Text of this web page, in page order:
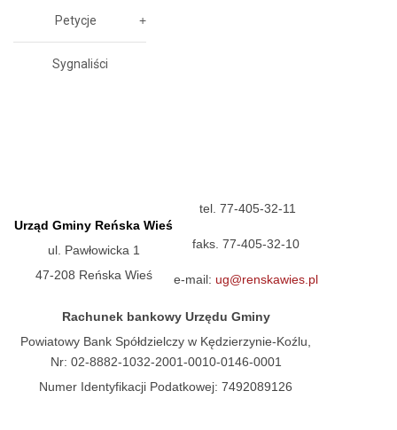
Petycje
Sygnaliści
Urząd Gminy Reńska Wieś
ul. Pawłowicka 1
47-208 Reńska Wieś
tel. 77-405-32-11
faks. 77-405-32-10
e-mail: ug@renskawies.pl
Rachunek bankowy Urzędu Gminy
Powiatowy Bank Spółdzielczy w Kędzierzynie-Koźlu,
Nr: 02-8882-1032-2001-0010-0146-0001
Numer Identyfikacji Podatkowej: 7492089126